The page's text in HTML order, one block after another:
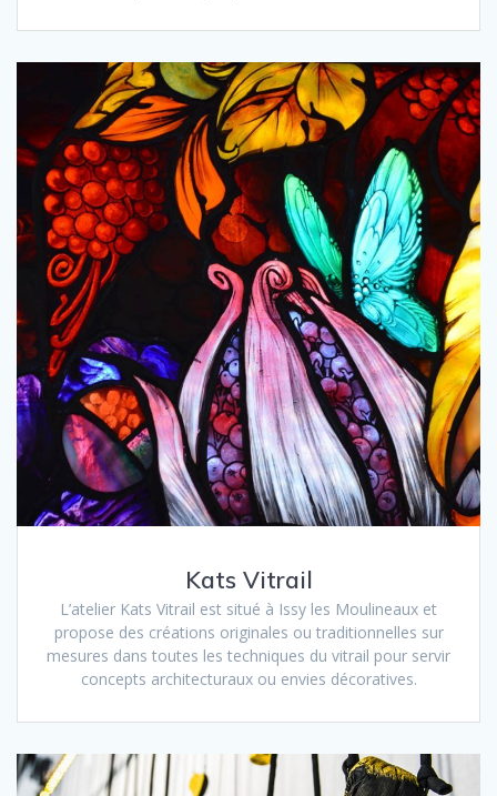
Kats Vitrail
L’atelier Kats Vitrail est situé à Issy les Moulineaux et
propose des créations originales ou traditionnelles sur
mesures dans toutes les techniques du vitrail pour servir
concepts architecturaux ou envies décoratives.